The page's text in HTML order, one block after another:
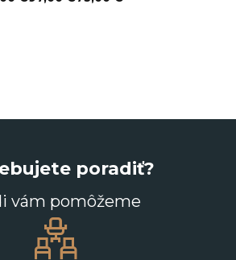
poradiť?
vám pomôžeme